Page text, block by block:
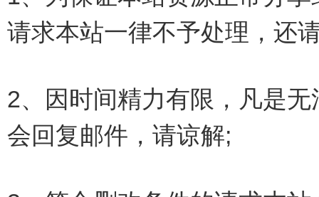
请求本站一律不予处理，还
2、因时间精力有限，凡是
会回复邮件，请谅解;